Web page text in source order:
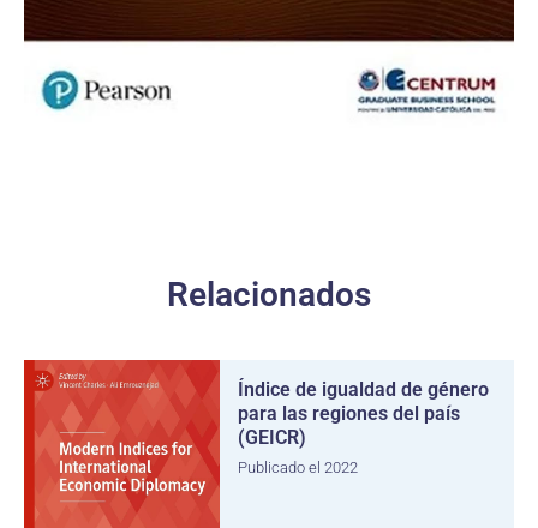
Relacionados
Índice de igualdad de género
para las regiones del país
(GEICR)
Publicado el 2022